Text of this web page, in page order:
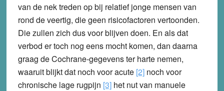
van de nek treden op bij relatief jonge mensen van
rond de veertig, die geen risicofactoren vertoonden.
Die zullen zich dus voor blijven doen. En als dat
verbod er toch nog eens mocht komen, dan daarna
graag de Cochrane-gegevens ter harte nemen,
waaruit blijkt dat noch voor acute [2]noch voor
chronische lage rugpijn [3]het nut van manuele